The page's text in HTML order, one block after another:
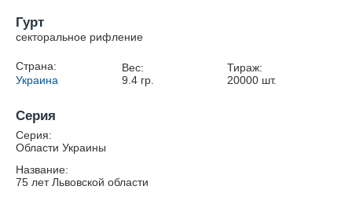
Гурт
секторальное рифление
Страна:
Украина
Вес:
9.4гр.
Тираж:
20000 шт.
Серия
Серия:
Области Украины
Название:
75 лет Львовской области